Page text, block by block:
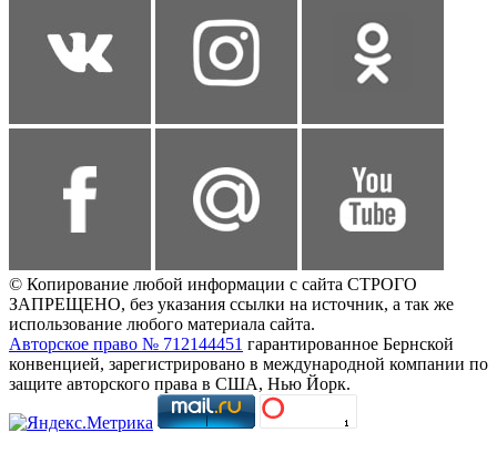
© Копирование любой информации с сайта СТРОГО
ЗАПРЕЩЕНО, без указания ссылки на источник, а так же
использование любого материала сайта.
Авторское право № 712144451 гарантированное Бернской
конвенцией, зарегистрировано в международной компании по
защите авторского права в США, Нью Йорк.